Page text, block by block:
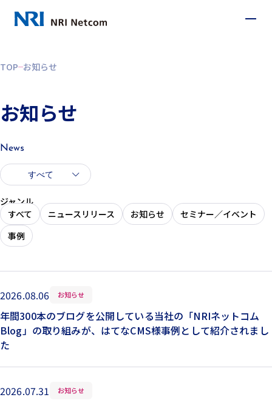
TOP お知らせ
お知らせ
News
すべて
ジャンル
すべて
ニュースリリース お知らせ
セミナー／イベント
事例
2026.08.06 お知らせ
年間300本のブログを公開している当社の「NRIネットコム
Blog」の取り組みが、はてなCMS様事例として紹介されまし
た
2026.07.31 お知らせ